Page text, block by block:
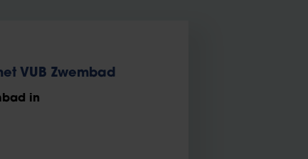
VUB Zwembad
in